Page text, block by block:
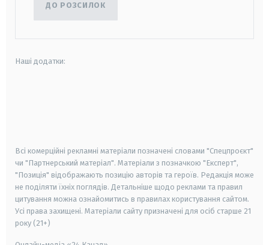
ДО РОЗСИЛОК
Наші додатки:
Всі комерційні рекламні матеріали позначені словами "Спецпроєкт"
чи "Партнерський матеріал". Матеріали з позначкою "Експерт",
"Позиція" відображають позицію авторів та героїв. Редакція може
не поділяти їхніх поглядів. Детальніше щодо реклами та правил
цитування можна ознайомитись в правилах користування сайтом.
Усі права захищені. Матеріали сайту призначені для осіб старше 21
року (21+)